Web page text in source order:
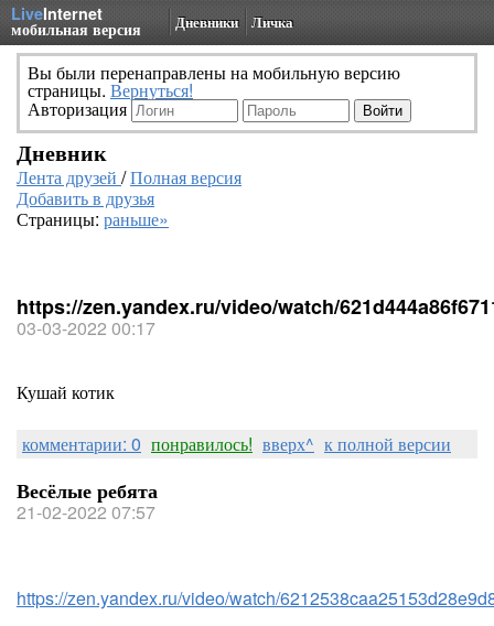
LiveInternet
мобильная версия Дневники Личка
Вы были перенаправлены на мобильную версию
страницы. Вернуться!
Авторизация
Дневник
Лента друзей /Полная версия
Добавить в друзья
Страницы: раньше»
https://zen.yandex.ru/video/watch/
03-03-2022 00:17
Кушай котик
комментарии: 0 понравилось! вверх^ к полной версии
Весёлые ребята
21-02-2022 07:57
https://zen.yandex.ru/video/watch/